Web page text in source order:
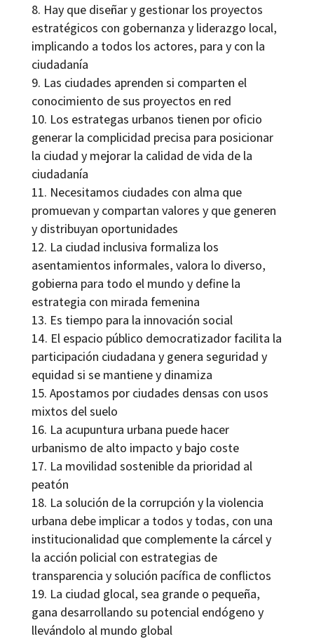
Hay que diseñar y gestionar los proyectos
estratégicos con gobernanza y liderazgo local,
implicando a todos los actores, para y con la
ciudadanía
Las ciudades aprenden si comparten el
conocimiento de sus proyectos en red
Los estrategas urbanos tienen por oficio
generar la complicidad precisa para posicionar
la ciudad y mejorar la calidad de vida de la
ciudadanía
Necesitamos ciudades con alma que
promuevan y compartan valores y que generen
y distribuyan oportunidades
La ciudad inclusiva formaliza los
asentamientos informales, valora lo diverso,
gobierna para todo el mundo y define la
estrategia con mirada femenina
Es tiempo para la innovación social
El espacio público democratizador facilita la
participación ciudadana y genera seguridad y
equidad si se mantiene y dinamiza
Apostamos por ciudades densas con usos
mixtos del suelo
La acupuntura urbana puede hacer
urbanismo de alto impacto y bajo coste
La movilidad sostenible da prioridad al
peatón
La solución de la corrupción y la violencia
urbana debe implicar a todos y todas, con una
institucionalidad que complemente la cárcel y
la acción policial con estrategias de
transparencia y solución pacífica de conflictos
La ciudad glocal, sea grande o pequeña,
gana desarrollando su potencial endógeno y
llevándolo al mundo global